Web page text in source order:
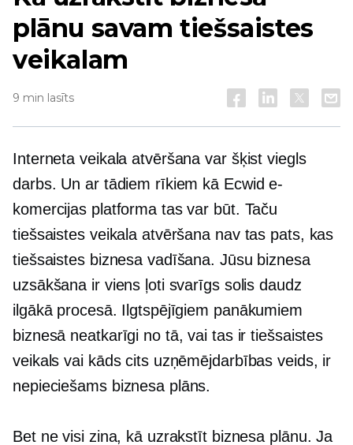
plānu savam tiešsaistes
veikalam
9 min lasīts
Interneta veikala atvēršana var šķist viegls
darbs. Un ar tādiem rīkiem kā Ecwid e-
komercijas platforma tas var būt. Taču
tiešsaistes veikala atvēršana nav tas pats, kas
tiešsaistes biznesa vadīšana. Jūsu biznesa
uzsākšana ir viens ļoti svarīgs solis daudz
ilgākā procesā. Ilgtspējīgiem panākumiem
biznesā neatkarīgi no tā, vai tas ir tiešsaistes
veikals vai kāds cits uzņēmējdarbības veids, ir
nepieciešams biznesa plāns.
Bet ne visi zina, kā uzrakstīt biznesa plānu. Ja